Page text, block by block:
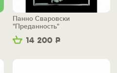
14 200 Р
Панно Сваровски
"Преданность"